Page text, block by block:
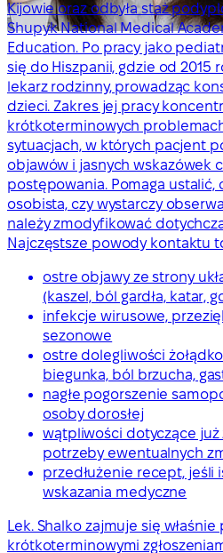
Kijowie oraz odbyła staż
Shupyk National Medical
Education. Po pracy jako
się do Hiszpanii, gdzie od 2015
lekarz rodzinny, prowadząc
dzieci. Zakres jej pracy
krótkoterminowych
sytuacjach, w których pacjent
objawów i jasnych wskazówek
postępowania. Pomaga ustalić,
osobista, czy wystarczy
należy zmodyfikować
Najczęstsze powody kontaktu
ostre objawy ze strony
(kaszel, ból gardła, katar,
infekcje wirusowe,
sezonowe
ostre dolegliwości
biegunka, ból brzucha,
nagłe pogorszenie
osoby dorosłej
wątpliwości dotyczące już
potrzeby ewentualnych
przedłużenie recept, jeśli
wskazania medyczne
Lek. Shalko zajmuje się właśnie
krótkoterminowymi